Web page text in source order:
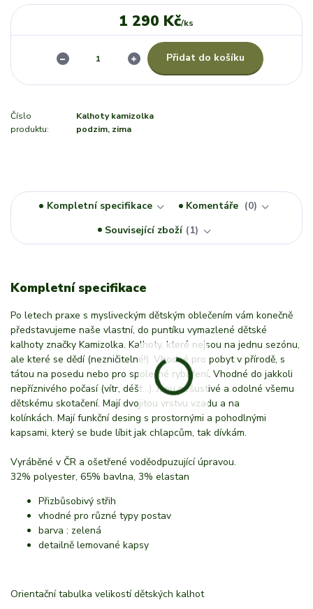
1 290 Kč/ks
Přidat do košíku
Číslo
produktu:
Kalhoty kamizolka
podzim, zima
Kompletní specifikace Komentáře
0
Související zboží
1
Kompletní specifikace
Po letech praxe s mysliveckým dětským oblečením vám konečně
představujeme naše vlastní, do puntíku vymazlené dětské
kalhoty značky Kamizolka. Kalhoty, které nejsou na jednu sezónu,
ale které se dědí (nezničitelné!). Vhodné pro pobyt v přírodě, s
tátou na posedu nebo pro společné rybaření. Vhodné do jakkoli
nepříznivého počasí (vítr, déšť...). Jsou nešustivé a odolné všemu
dětskému skotačení. Mají dvojitou vrstvu vzadu a na
kolínkách. Mají funkční desing s prostornými a pohodlnými
kapsami, který se bude líbit jak chlapcům, tak dívkám.
Vyráběné v ČR a ošetřené voděodpuzující úpravou.
32% polyester, 65% bavlna, 3% elastan
Přizbůsobivý střih
vhodné pro různé typy postav
barva : zelená
detailně lemované kapsy
Orientační tabulka velikostí dětských kalhot